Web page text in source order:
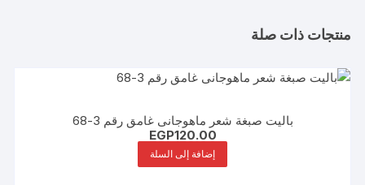
منتجات ذات صلة
باليت صبغة شعر ماهوجانى غامق رقم 3-68
EGP120.00
إضافة إلى السلة